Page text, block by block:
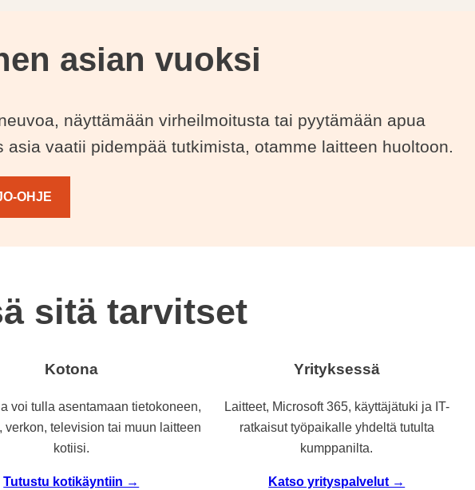
asian vuoksi
näyttämään virheilmoitusta tai pyytämään apua
vaatii pidempää tutkimista, otamme laitteen huoltoon.
OHJE
sitä tarvitset
Kotona
voi tulla asentamaan tietokoneen,
verkon, television tai muun laitteen
kotiisi.
Tutustu kotikäyntiin →
Yrityksessä
Laitteet, Microsoft 365, käyttäjätuki ja IT-
ratkaisut työpaikalle yhdeltä tutulta
kumppanilta.
Katso yrityspalvelut →